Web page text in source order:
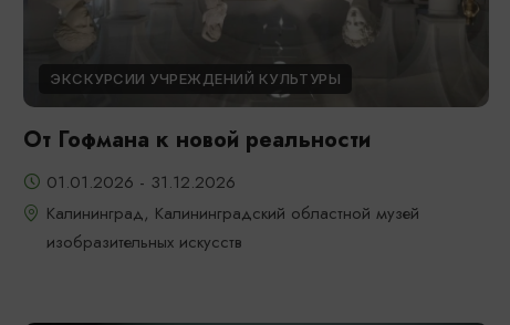
ЭКСКУРСИИ УЧРЕЖДЕНИЙ КУЛЬТУРЫ
От Гофмана к новой реальности
01.01.2026 - 31.12.2026
Калининград, Калининградский областной музей
изобразительных искусств